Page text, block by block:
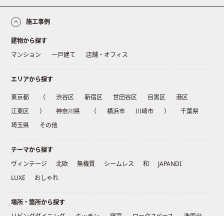
施工事例
建物から探す
マンション
一戸建て 店舗・オフィス
エリアから探す
東京都 （ 渋谷区 新宿区 世田谷区 目黒区
港区
江東区
） 神奈川県 （ 横浜市 川崎市 ）
千葉県
埼玉県
その他
テーマから探す
ヴィンテージ
北欧 無機質 シームレス 和
JAPANDI
LUXE
おしゃれ
場所・箇所から探す